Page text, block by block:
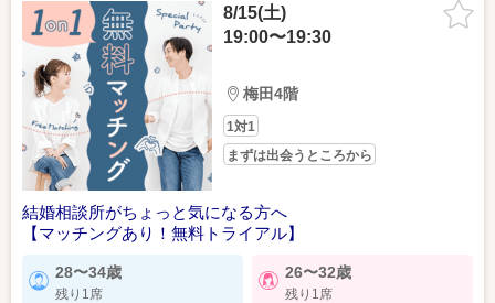
8/15(土)
19:00〜19:30
梅田4階
1対1
まずは出会うところから
結婚相談所がちょっと気になる方へ
【マッチングあり！無料トライアル】
28〜34歳
残り1席
26〜32歳
残り1席